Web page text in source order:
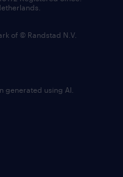
of © Randstad N.V.
generated using AI.